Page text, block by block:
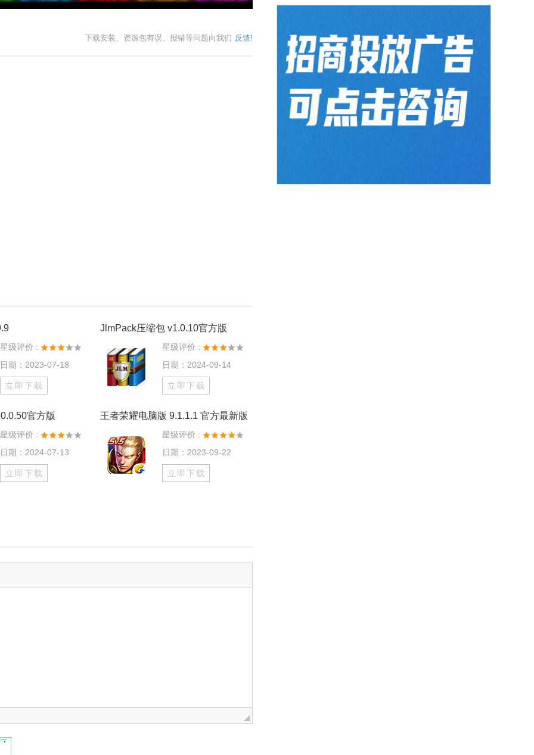
下载安装、资源包有误、报错等问题向我们 反馈!
星级评价 :
日期：2023-07-18
立即下载
JlmPack压缩包 v1.0.10官方版
星级评价 :
日期：2024-09-14
立即下载
官方版
星级评价 :
日期：2024-07-13
立即下载
王者荣耀电脑版 9.1.1.1 官方最新版
星级评价 :
日期：2023-09-22
立即下载